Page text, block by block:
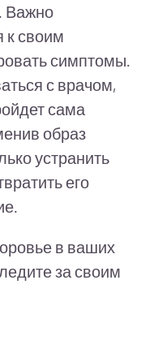
Важно
к своим
симптомы.
с врачом,
сама
образ
устранить
его
в ваших
за своим